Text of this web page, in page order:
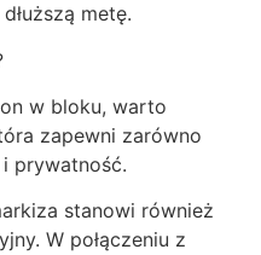
metę.
w bloku, warto
zapewni zarówno
prywatność.
stanowi również
W połączeniu z